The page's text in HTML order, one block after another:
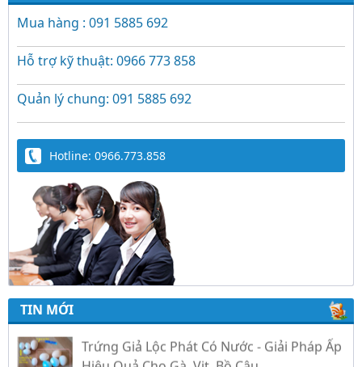
Mua hàng : 091 5885 692
Hỗ trợ kỹ thuật: 0966 773 858
Quản lý chung: 091 5885 692
Hotline: 0966.773.858
TIN MỚI
Trứng Giả Lộc Phát Có Nước - Giải Pháp Ấp
Hiệu Quả Cho Gà, Vịt, Bồ Câu